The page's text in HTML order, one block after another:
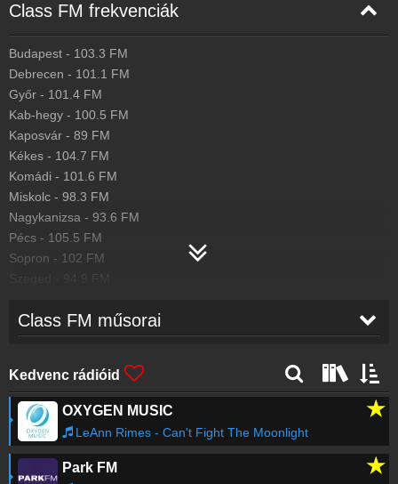
Class FM frekvenciák
Budapest - 103.3 FM
Debrecen - 101.1 FM
Győr - 101.4 FM
Kab-hegy - 100.5 FM
Kaposvár - 89 FM
Kékes - 104.7 FM
Komádi - 101.6 FM
Miskolc - 98.3 FM
Nagykanizsa - 93.6 FM
Pécs - 105.5 FM
Sopron - 102 FM
Tokaj-103.5 FM
Class FM műsorai
Kedvenc rádióid
OXYGEN MUSIC ★
LeAnn Rimes - Can't Fight The Moonlight
Park FM ★